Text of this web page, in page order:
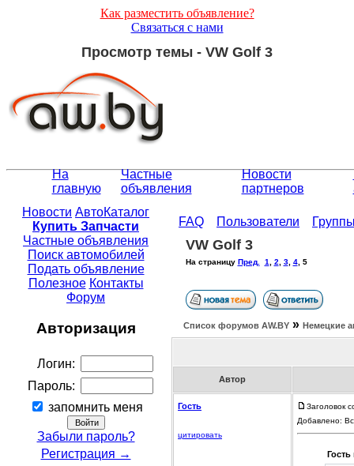
Как разместить объявление?
Связаться с нами
Просмотр темы - VW Golf 3
На
главную
Частные
объявления
Новости
партнеров
Новости АвтоКаталог
Купить Запчасти
Частные объявления
Поиск автомобилей
Подать объявление
Полезное Контакты
Форум
Авторизация
Логин:
Пароль:
запомнить меня
Забыли пароль?
Регистрация →
FAQ Пользователи
VW Golf 3
На страницу Пред. 1 2 3, 4, 5
Список форумов АW.BY » Немецкие
Автор
Гость
цитировать
Заголовок
Добавлено: